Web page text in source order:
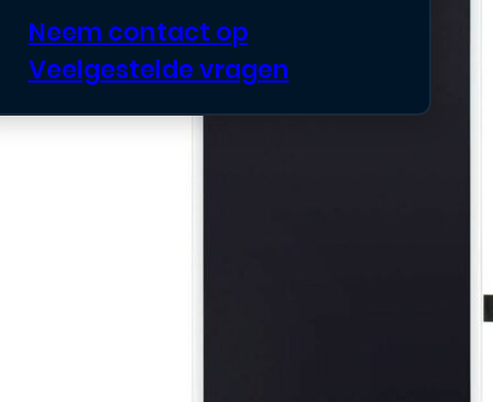
Neem contact op
Veelgestelde vragen